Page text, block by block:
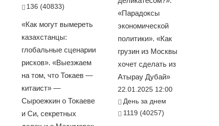
136 (40833)
«Как могут вымереть
казахстанцы:
глобальные сценарии
рисков». «Выезжаем
на том, что Токаев —
китаист» —
Сыроежкин о Токаеве
и Си, секретных
«Парадоксы
экономической
политики». «Как
грузин из Москвы
хочет сделать из
Атырау Дубай»
22.01.2025 12:00
День за днем
1119 (40257)